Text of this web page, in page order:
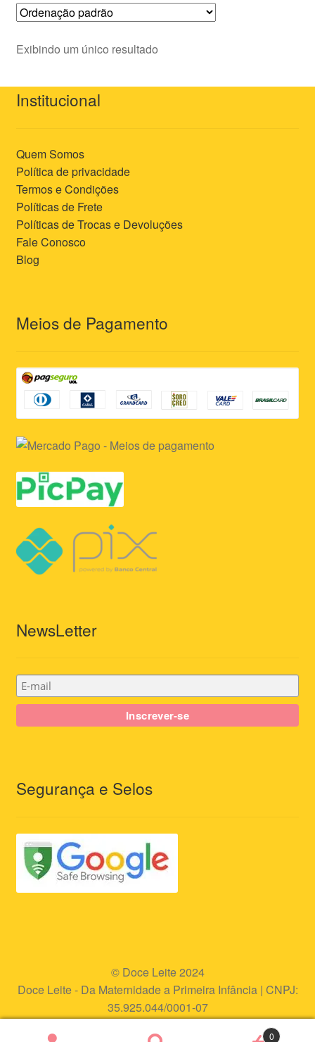
Exibindo um único resultado
Institucional
Quem Somos
Política de privacidade
Termos e Condições
Políticas de Frete
Políticas de Trocas e Devoluções
Fale Conosco
Blog
Meios de Pagamento
NewsLetter
Segurança e Selos
© Doce Leite 2024
Doce Leite - Da Maternidade a Primeira Infância | CNPJ:
35.925.044/0001-07
0